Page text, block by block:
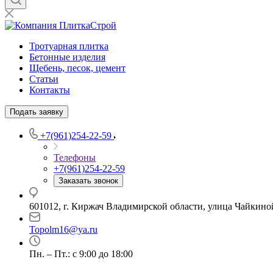
Тротуарная плитка
Бетонные изделия
Щебень, песок, цемент
Статьи
Контакты
Подать заявку
+7(961)254-22-59
Телефоны
+7(961)254-22-59
Заказать звонок
601012, г. Киржач Владимирской области, улица
Topolm16@ya.ru
Пн. – Пт.: с 9:00 до 18:00